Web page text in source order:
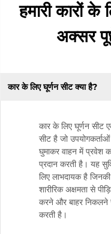
हमारी कारों के
अक्सर
कार के लिए घूर्णन सीट क्या है?
कार के लिए घूर्णन सीट
सीट है जो
घुमाकर वाहन में प्रवेश
प्रदान करती है। यह
लिए लाभदायक है
शारीरिक अक्षमता से
करने और बाहर निकलने
करती है।